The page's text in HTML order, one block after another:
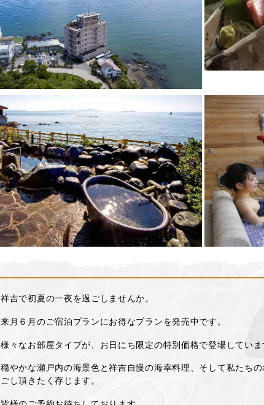
祥吉で初夏の一夜を過ごしませんか。
来月６月のご宿泊プランにお得なプランを発売中です。
様々なお部屋タイプが、お日にち限定の特別価格で登場してい
穏やかな瀬戸内の海景色と祥吉自慢の海幸料理、そして私たち
ごし頂きたく存じます。